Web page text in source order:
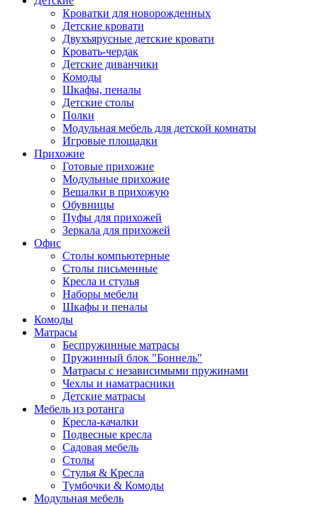
Кроватки для новорожденных
Детские кровати
Двухъярусные детские кровати
Кровать-чердак
Детские диванчики
Комоды
Шкафы, пеналы
Детские столы
Полки
Модульная мебель для детской комнаты
Игровые площадки
Прихожие
Готовые прихожие
Модульные прихожие
Вешалки в прихожую
Обувницы
Пуфы для прихожей
Зеркала для прихожей
Офис
Столы компьютерные
Столы письменные
Кресла и стулья
Наборы мебели
Шкафы и пеналы
Комоды
Матрасы
Беспружинные матрасы
Пружинный блок "Боннель"
Матрасы с независимыми пружинами
Чехлы и наматрасники
Детские матрасы
Мебель из ротанга
Кресла-качалки
Подвесные кресла
Садовая мебель
Столы
Стулья & Кресла
Тумбочки & Комоды
Модульная мебель